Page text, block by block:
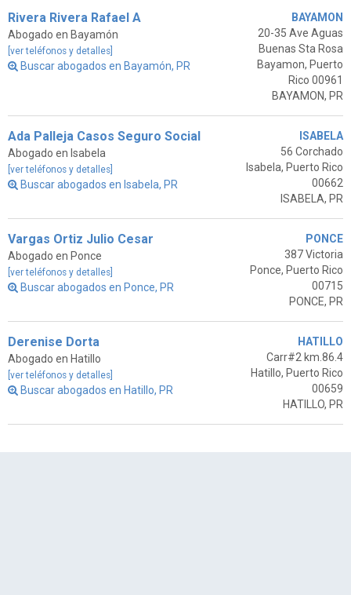
Rivera Rivera Rafael A
Abogado en Bayamón
[ver teléfonos y detalles]
Buscar abogados en Bayamón, PR
BAYAMON
20-35 Ave Aguas
Buenas Sta Rosa
Bayamon, Puerto
Rico 00961
BAYAMON, PR
Ada Palleja Casos Seguro Social
Abogado en Isabela
[ver teléfonos y detalles]
Buscar abogados en Isabela, PR
ISABELA
56 Corchado
Isabela, Puerto Rico
00662
ISABELA, PR
Vargas Ortiz Julio Cesar
Abogado en Ponce
[ver teléfonos y detalles]
Buscar abogados en Ponce, PR
PONCE
387 Victoria
Ponce, Puerto Rico
00715
PONCE, PR
Derenise Dorta
Abogado en Hatillo
[ver teléfonos y detalles]
Buscar abogados en Hatillo, PR
HATILLO
Carr#2 km.86.4
Hatillo, Puerto Rico
00659
HATILLO, PR